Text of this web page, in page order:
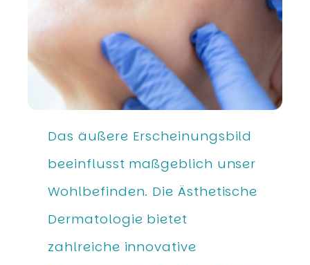
Das äußere Erscheinungsbild
beeinflusst maßgeblich unser
Wohlbefinden. Die Ästhetische
Dermatologie bietet
zahlreiche innovative